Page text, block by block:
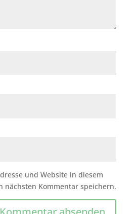
und Website in diesem
nächsten Kommentar speichern.